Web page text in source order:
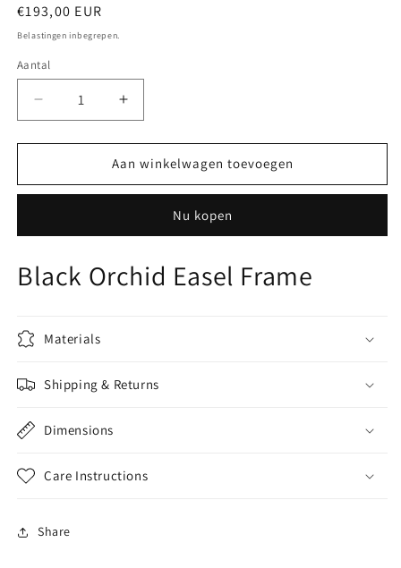
Normale
prijs
€193,00 EUR
Belastingen inbegrepen.
Aantal
Aantal
verlagen
voor
Aram
Easel
Aantal
verhogen
voor
Michael
Aram
Easel
Aan winkelwagen toevoegen
Nu kopen
Black Orchid Easel Frame
Materials
Shipping & Returns
Dimensions
Care Instructions
Share